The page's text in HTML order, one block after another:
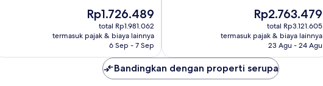
Harga
sekarang
Rp1.726.489
Rp1.726.489
total Rp1.981.062
termasuk pajak & biaya lainnya
6 Sep - 7 Sep
Harga
sekarang
Rp2.763.479
Rp2.763.479
total Rp3.121.605
termasuk pajak & biaya lainnya
23 Agu - 24 Agu
Bandingkan dengan properti serupa